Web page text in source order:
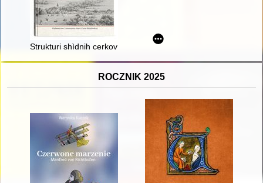
Strukturi shìdnih cerkov na teritorìï belz'kogo voêvodstva v
ROCZNIK 2025